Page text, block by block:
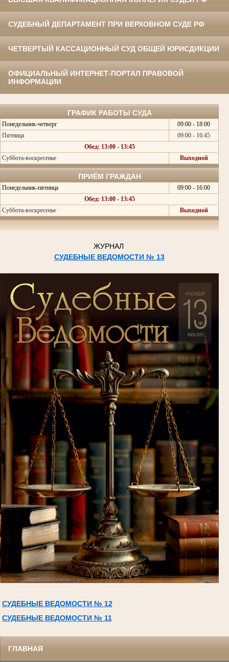
СУДЕБНЫЙ ДЕПАРТАМЕНТ ПРИ ВЕРХОВНОМ СУДЕ РФ
ЧЕТВЕРТЫЙ КАССАЦИОННЫЙ СУД ОБЩЕЙ ЮРИСДИКЦИИ
ОФИЦИАЛЬНЫЙ ИНТЕРНЕТ-ПОРТАЛ ПРАВОВОЙ
ИНФОРМАЦИИ
ГРАФИК РАБОТЫ СУДА
Понедельник-четверг
09:00 - 18:00
Пятница
09:00 - 16:45
Обед: 13:00 - 13:45
Суббота-воскресенье
Выходной
ПРИЁМ ГРАЖДАН
Понедельник-пятница
09:00 - 16:00
Обед: 13:00 - 13:45
Суббота-воскресенье
Выходной
ЖУРНАЛ
СУДЕБНЫЕ ВЕДОМОСТИ № 13
СУДЕБНЫЕ ВЕДОМОСТИ № 12
СУДЕБНЫЕ ВЕДОМОСТИ № 11
ГЛАВНАЯ